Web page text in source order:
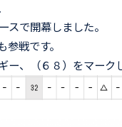
で開幕しました。
戦です。
、（６８）をマーク